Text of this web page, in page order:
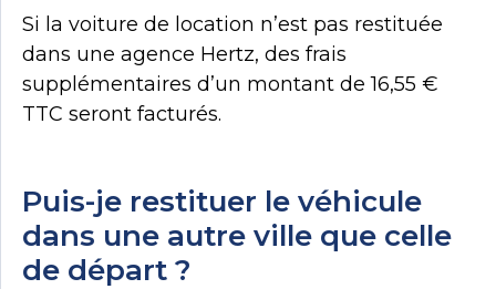
Si la voiture de location n’est pas restituée
dans une agence Hertz, des frais
supplémentaires d’un montant de 16,55 €
TTC seront facturés.
Puis-je restituer le véhicule
dans une autre ville que celle
de départ ?